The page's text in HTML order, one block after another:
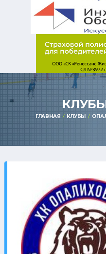
ГЛАВНАЯ КЛУБЫ